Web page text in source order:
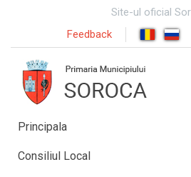
Site-ul oficial
Feedback
Principala
Consiliul Local